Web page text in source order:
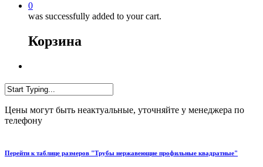
0
was successfully added to your cart.
Корзина
Цены могут быть неактуальные, уточняйте у менеджера по
телефону
Перейти к таблице размеров "Трубы нержавеющие профильные квадратные"